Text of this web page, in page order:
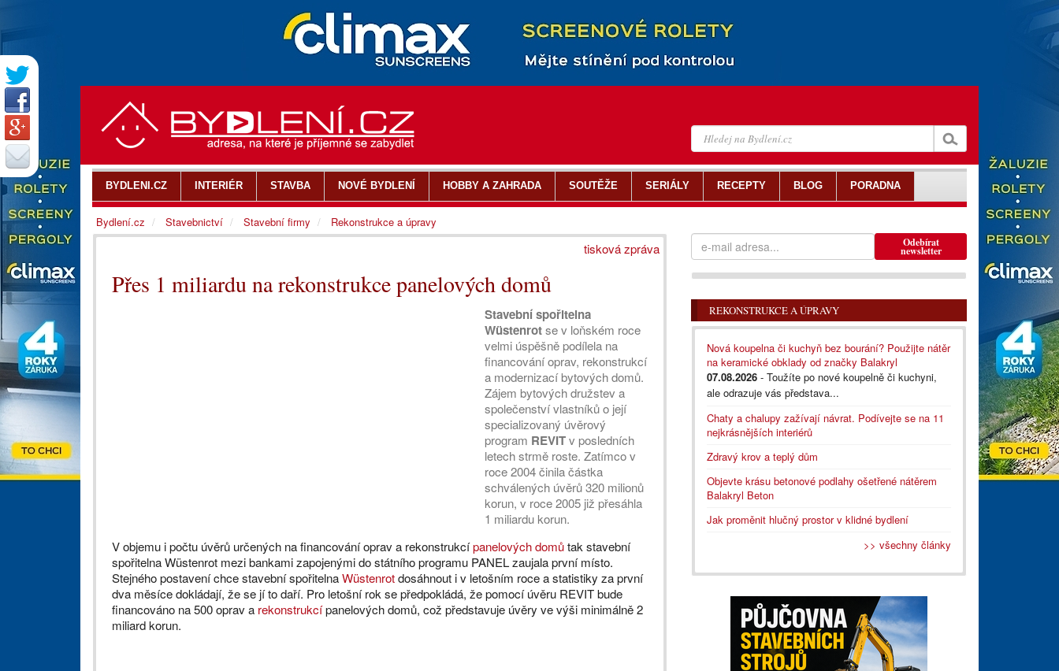
tisková zpráva
Přes 1 miliardu na rekonstrukce panelových domů
Stavební spořitelna
Wüstenrotse v loňském roce
velmi úspěšně podílela na
financování oprav, rekonstrukcí
a modernizací bytových domů.
Zájem bytových družstev a
společenství vlastníků o její
specializovaný úvěrový
program REVITv posledních
letech strmě roste. Zatímco v
roce 2004 činila částka
schválených úvěrů 320 milionů
korun, v roce 2005 již přesáhla
1 miliardu korun.
V objemu i počtu úvěrů určených na financování oprav a rekonstrukcípanelových domůtak stavební
spořitelna Wüstenrot mezi bankami zapojenými do státního programu PANEL zaujala první místo.
Stejného postavení chce stavební spořitelnaWüstenrotdosáhnout i v letošním roce a statistiky za první
dva měsíce dokládají, že se jí to daří. Pro letošní rok se předpokládá, že pomocí úvěru REVIT bude
financováno na 500 oprav a rekonstrukcípanelových domů, což představuje úvěry ve výši minimálně 2
miliard korun.
Odebírat
newsletter
REKONSTRUKCE A ÚPRAVY
Nová koupelna či kuchyň bez bourání? Použijte nátěr
na keramické obklady od značky Balakryl
07.08.2026 - Toužíte po nové koupelně či kuchyni,
ale odrazuje vás představa...
Chaty a chalupy zažívají návrat. Podívejte se na 11
nejkrásnějších interiérů
Zdravý krov a teplý dům
Objevte krásu betonové podlahy ošetřené nátěrem
Balakryl Beton
Jak proměnit hlučný prostor v klidné bydlení
>> všechny články
BYDLENI.CZ INTERIÉR STAVBA NOVÉ BYDLENÍ HOBBY A ZAHRADA SOUTĚŽE SERIÁLY RECEPTY BLOG PORADNA
Bydlení.cz Stavebnictví Stavební firmy Rekonstrukce a úpravy